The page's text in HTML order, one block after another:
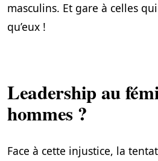
masculins. Et gare à celles
qu’eux !
Leadership au
hommes ?
Face à cette injustice, la